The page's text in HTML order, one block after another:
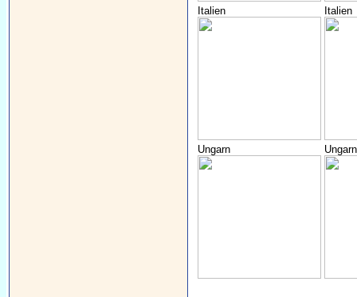
Italien Italien
Ungarn Ungarn